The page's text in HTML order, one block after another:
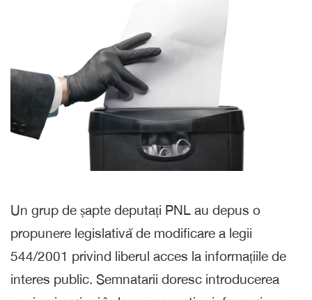
Un grup de șapte deputați PNL au depus o
propunere legislativă de modificare a legii
544/2001 privind liberul acces la informațiile de
interes public. Semnatarii doresc introducerea